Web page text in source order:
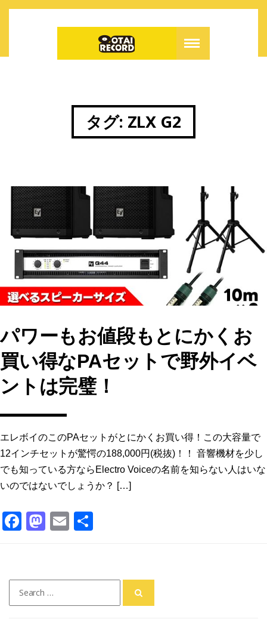
タグ: ZLX G2
パワーもお値段もとにかくお
買い得なPAセットで野外イベ
ントは完璧！
エレボイのこのPAセットがとにかくお買い得！この大容量で
12インチセットが驚愕の188,000円(税抜)！！ 音響機材を少し
でも知っている方ならElectro Voiceの名前を知らない人はいな
いのではないでしょうか？ […]
F
e
b
M
o
d
E
l
for: